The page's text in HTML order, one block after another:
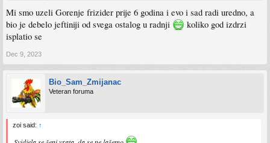
Mi smo uzeli Gorenje frizider prije 6 godina i evo i sad radi uredno, a
bio je debelo jeftiniji od svega ostalog u radnji
koliko god izdrzi
isplatio se
Dec 9, 2023
Bio_Sam_Zmijanac
Veteran foruma
zoi said: ↑